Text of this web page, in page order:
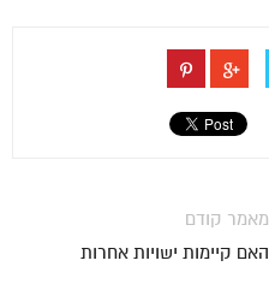
מאמר קודם
האם קיימות ישויות אחרות